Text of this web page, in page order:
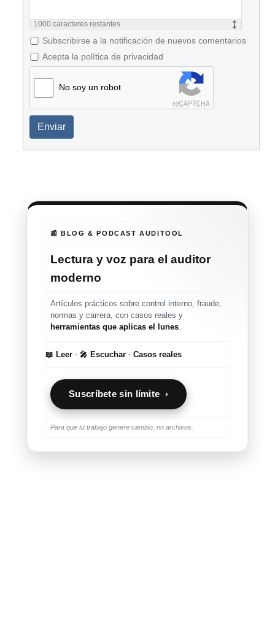
1000 caracteres restantes
Subscribirse a la notificación de nuevos comentarios
Acepta la política de privacidad
No soy un robot
Enviar
📰 BLOG & PODCAST AUDITOOL
Lectura y voz para el auditor
moderno
Artículos prácticos sobre control interno, fraude,
normas y carrera, con casos reales y
herramientas que aplicas el lunes.
📖 Leer · 🎤 Escuchar · Casos reales
Suscríbete sin límite ›
Para que tu trabajo genere cambio, no archivos.